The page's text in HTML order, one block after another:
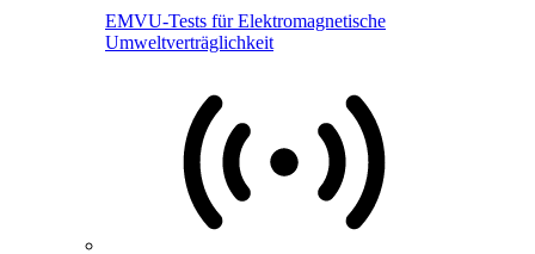
EMVU-Tests für Elektromagnetische
Umweltverträglichkeit